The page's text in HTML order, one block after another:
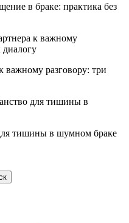
в браке: практика без
важному разговору: три
тишины в шумном браке